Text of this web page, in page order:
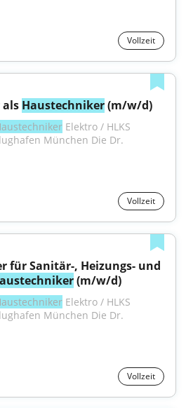
Vollzeit
Haustechniker (m/w/d)
Elektro / HLKS
München Die Dr.
Vollzeit
für Sanitär-, Heizungs- und
(m/w/d)
Elektro / HLKS
München Die Dr.
Vollzeit